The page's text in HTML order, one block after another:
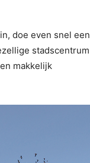
doe even snel een
stadscentrum
makkelijk